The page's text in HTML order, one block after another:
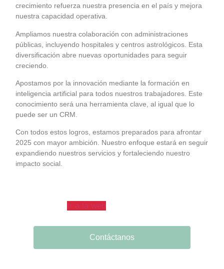
crecimiento refuerza nuestra presencia en el país y mejora
nuestra capacidad operativa.
Ampliamos nuestra colaboración con administraciones
públicas, incluyendo hospitales y centros astrológicos. Esta
diversificación abre nuevas oportunidades para seguir
creciendo.
Apostamos por la innovación mediante la formación en
inteligencia artificial para todos nuestros trabajadores. Este
conocimiento será una herramienta clave, al igual que lo
puede ser un CRM.
Con todos estos logros, estamos preparados para afrontar
2025 con mayor ambición. Nuestro enfoque estará en seguir
expandiendo nuestros servicios y fortaleciendo nuestro
impacto social.
Ir a la web
Contáctanos